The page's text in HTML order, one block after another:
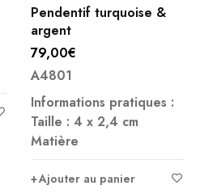
Pendentif turquoise &
argent
79,00€
A4801
Informations pratiques :
Taille : 4 x 2,4 cm
Matière
Ajouter au panier